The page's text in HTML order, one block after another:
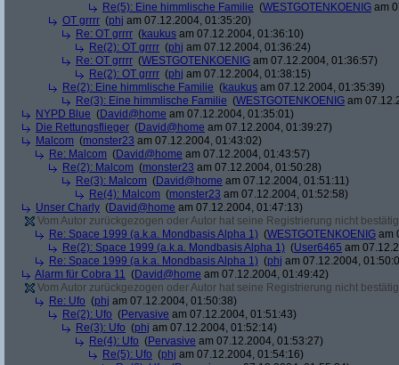
Re(5): Eine himmlische Familie (WESTGOTENKOENIG am
OT grrrr (phj am 07.12.2004, 01:35:20)
Re: OT grrrr (kaukus am 07.12.2004, 01:36:10)
Re(2): OT grrrr (phj am 07.12.2004, 01:36:24)
Re: OT grrrr (WESTGOTENKOENIG am 07.12.2004, 01:36:57)
Re(2): OT grrrr (phj am 07.12.2004, 01:38:15)
Re(2): Eine himmlische Familie (kaukus am 07.12.2004, 01:35:39)
Re(3): Eine himmlische Familie (WESTGOTENKOENIG am
NYPD Blue (David@home am 07.12.2004, 01:35:01)
Die Rettungsflieger (David@home am 07.12.2004, 01:39:27)
Malcom (monster23 am 07.12.2004, 01:43:02)
Re: Malcom (David@home am 07.12.2004, 01:43:57)
Re(2): Malcom (monster23 am 07.12.2004, 01:50:28)
Re(3): Malcom (David@home am 07.12.2004, 01:51:11)
Re(4): Malcom (monster23 am 07.12.2004, 01:52:58)
Unser Charly (David@home am 07.12.2004, 01:47:13)
Vom Autor zurückgezogen oder Autor hat seine Registrierung nicht
Re: Space 1999 (a.k.a. Mondbasis Alpha 1) (WESTGOTENKOENIG am
Re(2): Space 1999 (a.k.a. Mondbasis Alpha 1) (User6465 am
Re: Space 1999 (a.k.a. Mondbasis Alpha 1) (phj am 07.12.2004,
Alarm für Cobra 11 (David@home am 07.12.2004, 01:49:42)
Vom Autor zurückgezogen oder Autor hat seine Registrierung nicht
Re: Ufo (phj am 07.12.2004, 01:50:38)
Re(2): Ufo (Pervasive am 07.12.2004, 01:51:43)
Re(3): Ufo (phj am 07.12.2004, 01:52:14)
Re(4): Ufo (Pervasive am 07.12.2004, 01:53:27)
Re(5): Ufo (phj am 07.12.2004, 01:54:16)